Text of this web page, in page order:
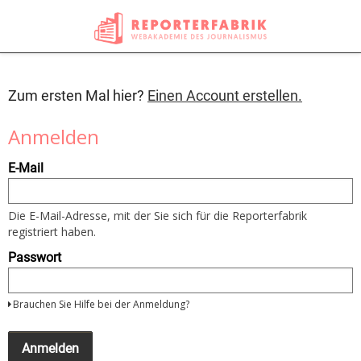
Zum ersten Mal hier? Einen Account erstellen.
Anmelden
Um
sich
nutzen
Sie
bitte
Ihre
E-
Mail
und
Ihr
Wenn
Sie
noch
E-Mail
Die E-Mail-Adresse, mit der Sie sich für die Reporterfabrik
registriert haben.
Passwort
Brauchen Sie Hilfe bei der Anmeldung?
Anmelden